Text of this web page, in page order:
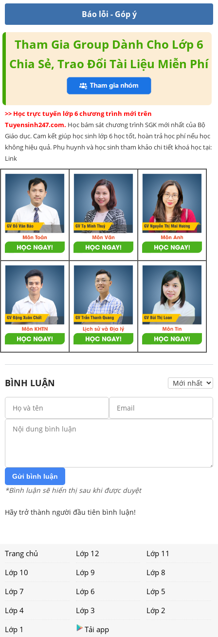
Báo lỗi - Góp ý
Tham Gia Group Dành Cho Lớp 6
Chia Sẻ, Trao Đổi Tài Liệu Miễn Phí
>> Học trực tuyến lớp 6 chương trình mới trên
Tuyensinh247.com. Học bám sát chương trình SGK mới nhất của Bộ
Giáo dục. Cam kết giúp học sinh lớp 6 học tốt, hoàn trả học phí nếu học
không hiệu quả. Phụ huynh và học sinh tham khảo chi tiết khoá học tại:
Link
BÌNH LUẬN
Gửi bình luận
*Bình luận sẽ hiển thị sau khi được duyệt
Hãy trở thành người đầu tiên bình luận!
Trang chủ Lớp 12
Lớp 11
Lớp 10
Lớp 9
Lớp 8
Lớp 7
Lớp 6
Lớp 5
Lớp 4
Lớp 3
Lớp 2
Lớp 1
Tải app